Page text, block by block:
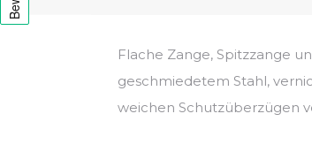
Flache Zange, Spitzzange
geschmiedetem Stahl,
weichen Schutzüberzügen